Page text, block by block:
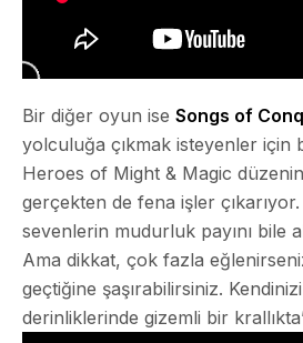
Bir diğer oyun ise Songs of
yolculuğa çıkmak isteyenler için
Heroes of Might & Magic
gerçekten de fena işler
sevenlerin mudurluk payını bile
Ama dikkat, çok fazla
geçtiğine şaşırabilirsiniz.
derinliklerinde gizemli bir